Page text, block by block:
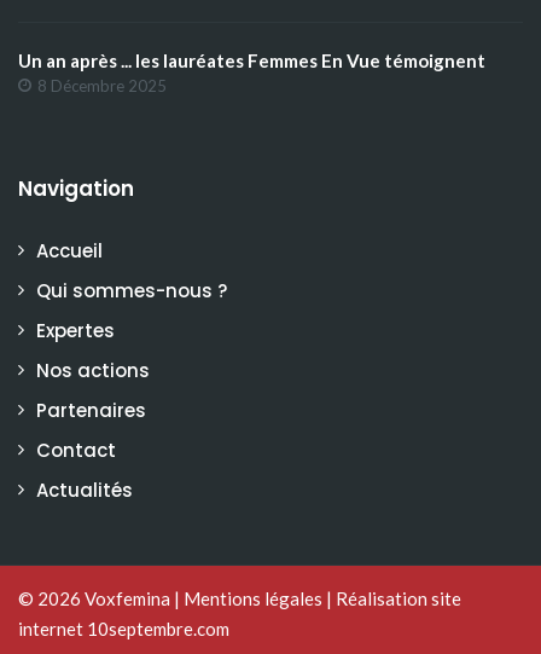
Un an après ... les lauréates Femmes En Vue témoignent
8 Décembre 2025
Navigation
Accueil
Qui sommes-nous ?
Expertes
Nos actions
Partenaires
Contact
Actualités
© 2026 Voxfemina | Mentions légales | Réalisation site
internet 10septembre.com